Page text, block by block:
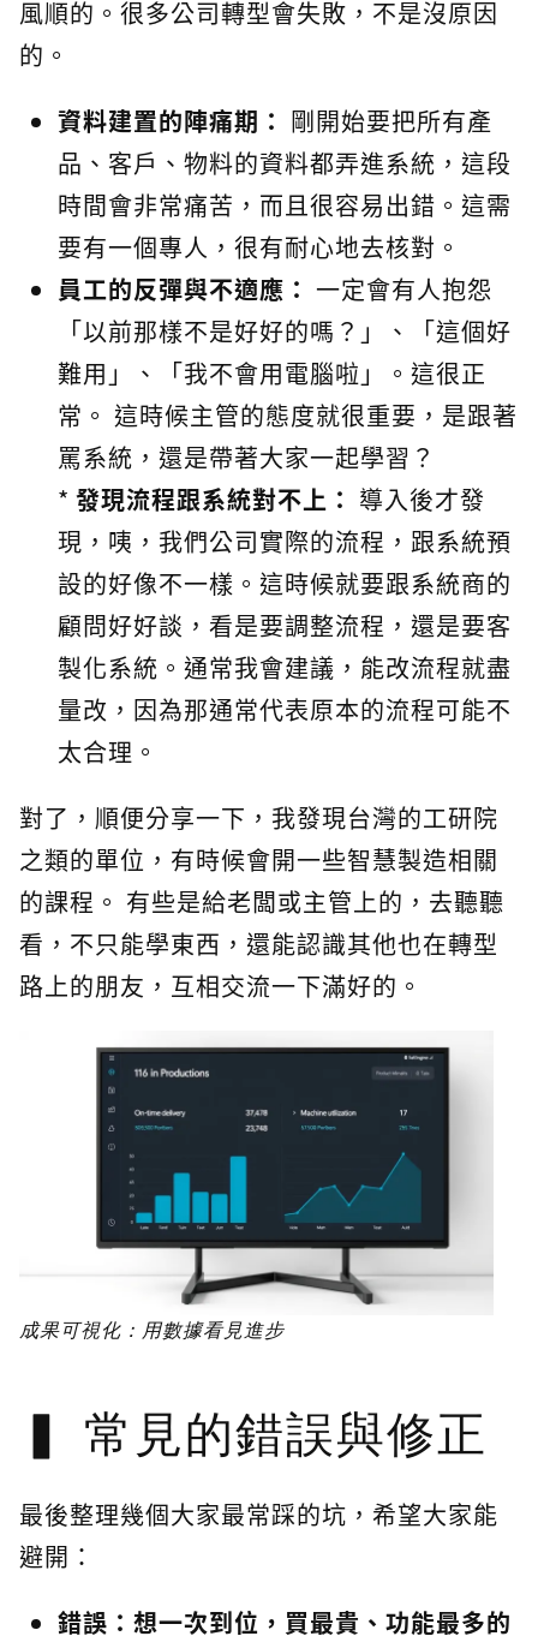
風順的。很多公司轉型會失敗，不是沒原因
的。
資料建置的陣痛期： 剛開始要把所有產
品、客戶、物料的資料都弄進系統，這段
時間會非常痛苦，而且很容易出錯。這需
要有一個專人，很有耐心地去核對。
員工的反彈與不適應： 一定會有人抱怨
「以前那樣不是好好的嗎？」、「這個好
難用」、「我不會用電腦啦」。這很正
常。 這時候主管的態度就很重要，是跟著
罵系統，還是帶著大家一起學習？
* 發現流程跟系統對不上： 導入後才發
現，咦，我們公司實際的流程，跟系統預
設的好像不一樣。這時候就要跟系統商的
顧問好好談，看是要調整流程，還是要客
製化系統。通常我會建議，能改流程就盡
量改，因為那通常代表原本的流程可能不
太合理。
對了，順便分享一下，我發現台灣的工研院
之類的單位，有時候會開一些智慧製造相關
的課程。 有些是給老闆或主管上的，去聽聽
看，不只能學東西，還能認識其他也在轉型
路上的朋友，互相交流一下滿好的。
成果可視化：用數據看見進步
常見的錯誤與修正
最後整理幾個大家最常踩的坑，希望大家能
避開：
錯誤：想一次到位，買最貴、功能最多的